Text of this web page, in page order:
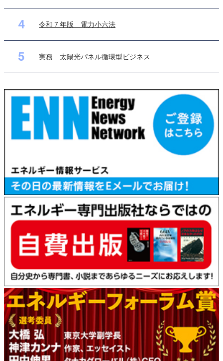
4 令和７年版 電力小六法
5 実務 太陽光パネル循環型ビジネス